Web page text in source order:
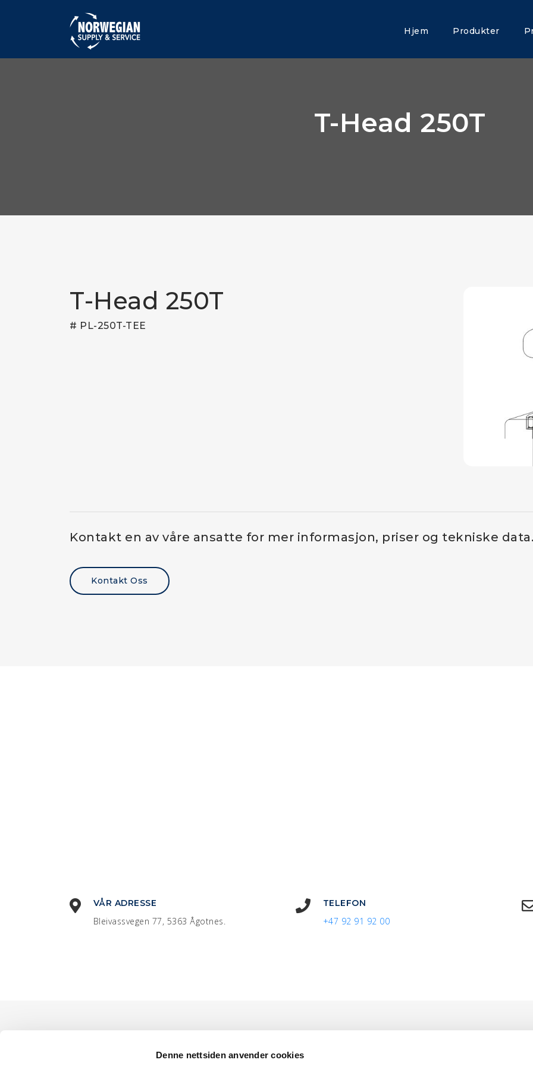
Denne nettsiden anvender cookies
Hjem Produkter
T-Head 250T
T-Head 250T
# PL-250T-TEE
Kontakt en av våre ansatte for mer informasjon, priser og tekniske
Kontakt Oss
VÅR ADRESSE
Bleivassvegen 77, 5363 Ågotnes.
TELEFON
+47 92 91 92 00